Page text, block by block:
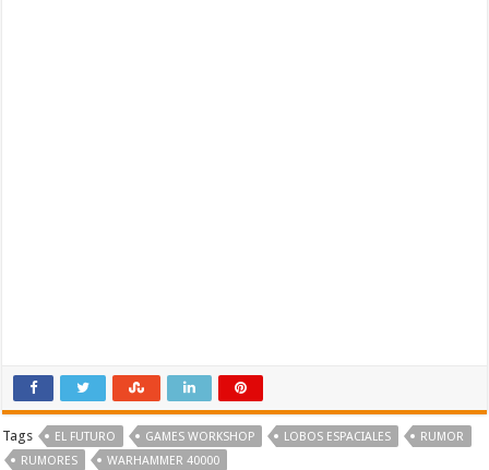
Tags EL FUTURO GAMES WORKSHOP LOBOS ESPACIALES
RUMOR
RUMORES
WARHAMMER 40000